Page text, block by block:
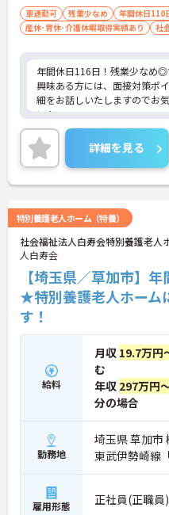
車通勤可 残業少なめ 年間休日110
産休･育休･介護休暇取得実績あり
社
年間休日116日！残業少なめ
興味ある方には、面接対策ポ
細をお話しいたしますのでお
い！
詳細を見る
特別養護老人ホーム（特養）
社会福祉法人白寿会特別養護老
人白寿会
【埼玉県／草加市】
★特別養護老人ホーム
す！
給料
月収 19.7万円
む
年収 297万円
分の場合
勤務地
埼玉県 草加市
東武伊勢崎線
雇用形態 正社員(正職員)